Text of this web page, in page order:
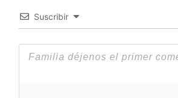
Suscribir